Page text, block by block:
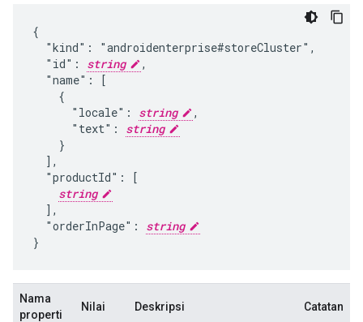
{
  "kind": "androidenterprise#storeCluster",
  "id":
string
,
  "name": [
    {
      "locale":
string
,
      "text":
string
    }
  ],
  "productId": [
string
  ],
  "orderInPage":
string
}
Nama
properti
Nilai Deskripsi Catatan